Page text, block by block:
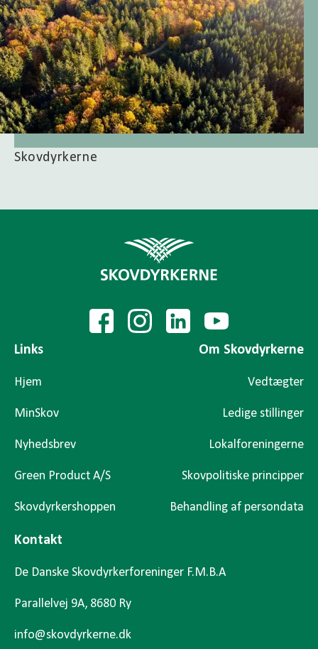
Skovdyrkerne
Links
Hjem
MinSkov
Nyhedsbrev
Green Product A/S
Skovdyrkershoppen
Om Skovdyrkerne
Vedtægter
Ledige stillinger
Lokalforeningerne
Skovpolitiske principper
Behandling af persondata
Kontakt
De Danske Skovdyrkerforeninger F.M.B.A
Parallelvej 9A, 8680 Ry
info@skovdyrkerne.dk